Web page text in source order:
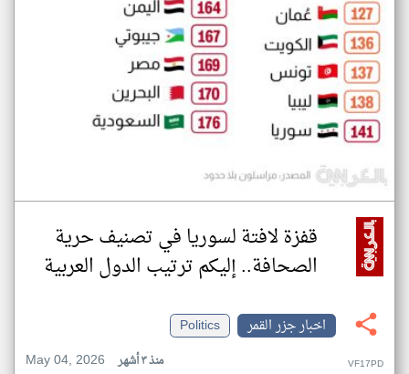
قفزة لافتة لسوريا في تصنيف حرية
الصحافة.. إليكم ترتيب الدول العربية
اخبار جزر القمر
Politics
May 04, 2026
منذ ٣ أشهر VF17PD